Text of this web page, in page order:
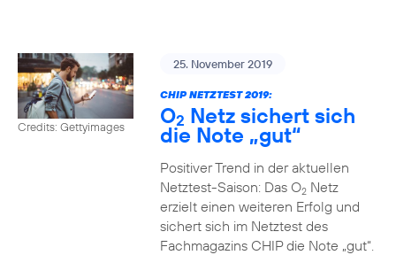
Credits: Gettyimages
25. November 2019
CHIP NETZTEST 2019:
O2 Netz sichert sich
die Note „gut“
Positiver Trend in der aktuellen
Netztest-Saison: Das O2Netz
erzielt einen weiteren Erfolg und
sichert sich im Netztest des
Fachmagazins CHIP die Note „gut“.